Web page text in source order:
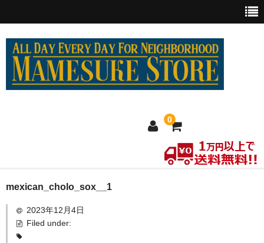
0
ホーム
MEXICO買い付け
新商品
mexican_cholo_sox__1
2023年12月4日
Filed under: